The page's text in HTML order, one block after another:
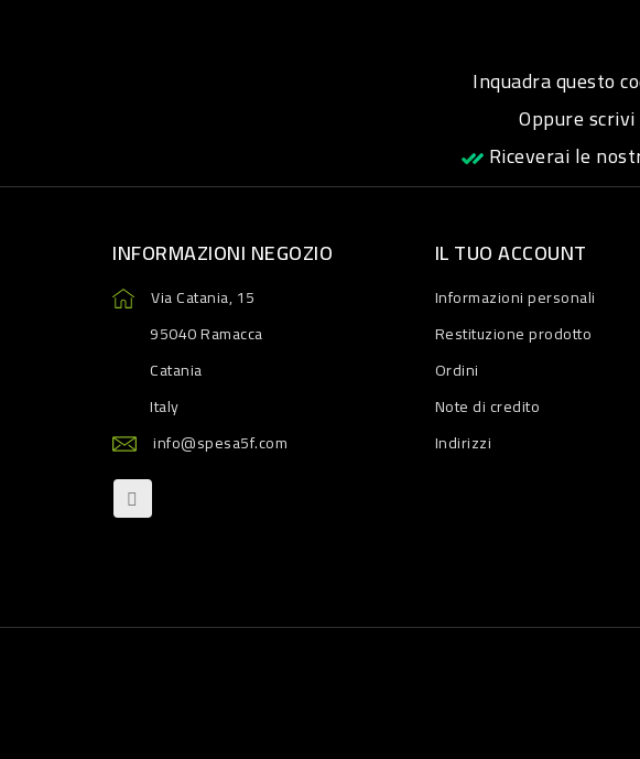
Inquadra questo
Oppure scrivi
Riceverai le
INFORMAZIONI NEGOZIO
Via Catania, 15
95040 Ramacca
Catania
Italy
info@spesa5f.com
IL TUO ACCOUNT
Informazioni personali
Restituzione prodotto
Ordini
Note di credito
Indirizzi